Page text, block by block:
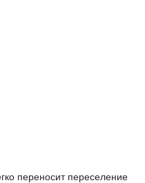
переносит переселение